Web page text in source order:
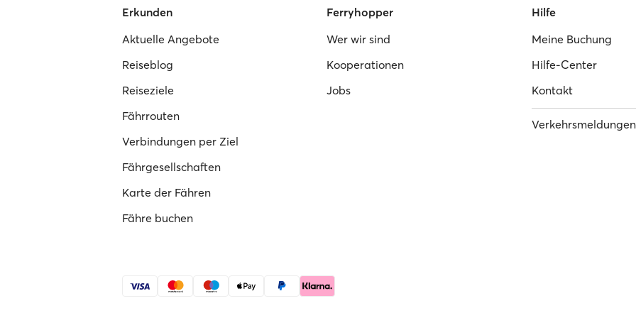
Erkunden
Aktuelle Angebote
Reiseblog
Reiseziele
Fährrouten
Verbindungen per Ziel
Fährgesellschaften
Karte der Fähren
Fähre buchen
Ferryhopper
Wer wir sind
Kooperationen
Jobs
Hilfe
Meine Buchung
Hilfe-Center
Kontakt
Verkehrsmeldungen